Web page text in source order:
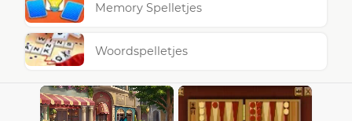
Memory Spelletjes
Woordspelletjes